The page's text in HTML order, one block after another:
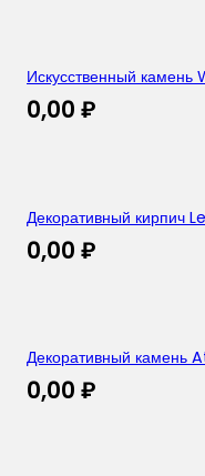
Искусственный
0,00 ₽
Декоративный
0,00 ₽
Декоративный камень
0,00 ₽